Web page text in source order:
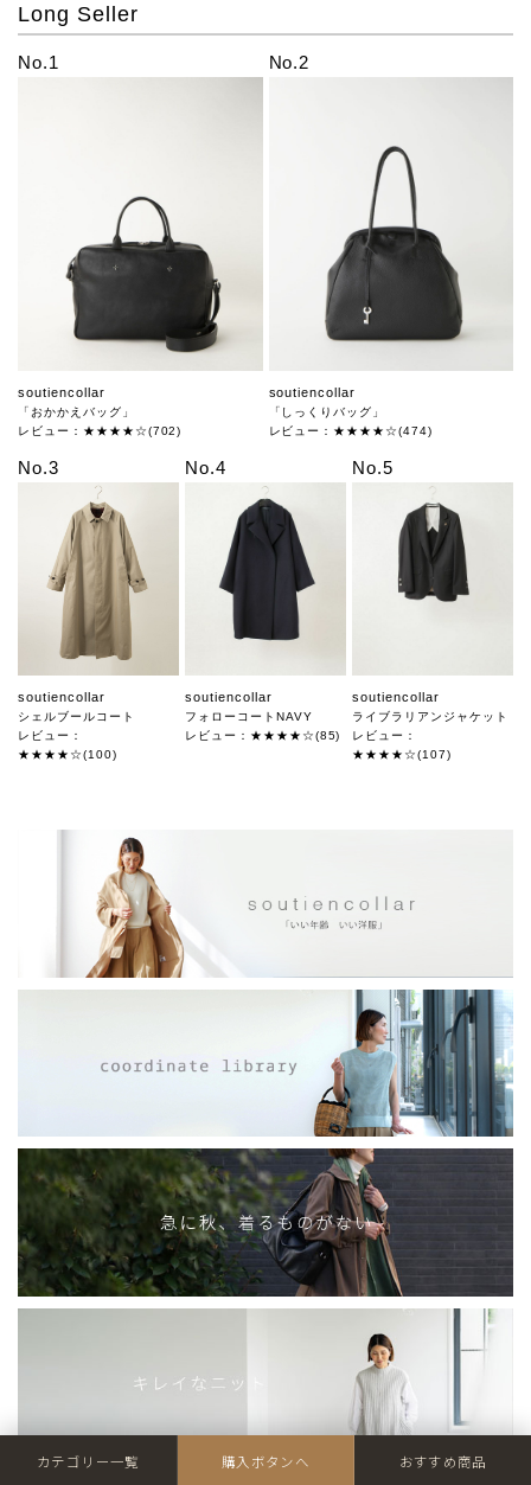
Long Seller
No.1
soutiencollar
「おかかえバッグ」
レビュー：★★★★☆(702)
No.2
soutiencollar
「しっくりバッグ」
レビュー：★★★★☆(474)
No.3
soutiencollar
シェルブールコート
レビュー：
★★★★☆(100)
No.4
soutiencollar
フォローコートNAVY
レビュー：★★★★☆(85)
No.5
soutiencollar
ライブラリアンジャケット
レビュー：
★★★★☆(107)
カテゴリー一覧 購入ボタンへ おすすめ商品